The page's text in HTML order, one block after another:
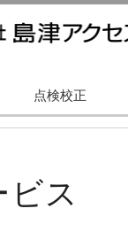
点検校正
ス